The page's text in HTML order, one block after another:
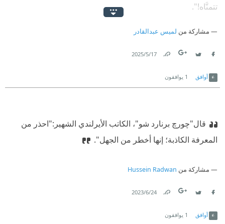
تتمنَّاه!".
‫ "شمس التبريزي"
مشاركة من لميس عبدالقادر
17‏/5‏/2025
أوافق 1 يوافقون
قال"چورچ برنارد شو"، الكاتب الأيرلندي الشهير:"احذر من
المعرفة الكاذبة؛ إنها أخطر من الجهل".
مشاركة من Hussein Radwan
24‏/6‏/2023
أوافق 1 يوافقون